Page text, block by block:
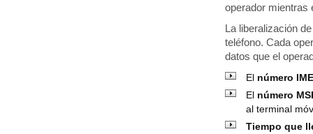
operador mientras
La liberalización
teléfono. Cada
datos que el
El número
El número
al terminal
Tiempo que